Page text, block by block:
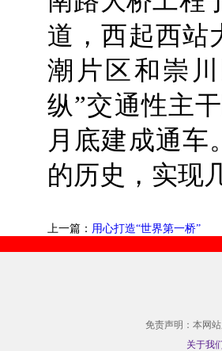
道，西起西站
潮片区和崇
纵”交通性主
月底建成通车
的历史，实现
上一篇： 用心打造“世界第一桥”
免责声明：本网
关于我